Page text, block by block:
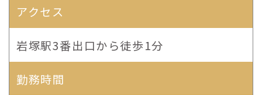
アクセス
岩塚駅3番出口から徒歩1分
勤務時間